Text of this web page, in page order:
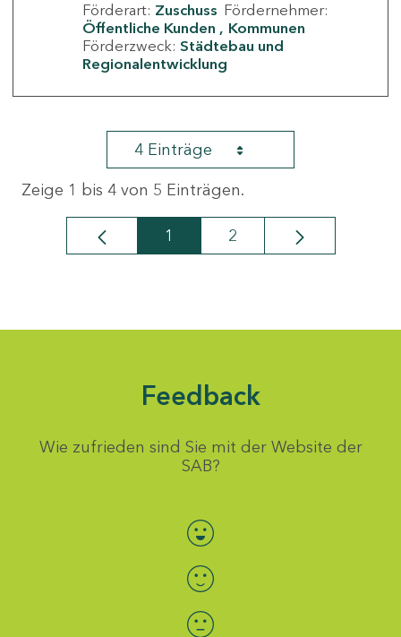
Förderart: Zuschuss Fördernehmer:
Öffentliche Kunden
Kommunen
Förderzweck: Städtebau und
Regionalentwicklung
4 Einträge
Zeige 1 bis 4 von 5 Einträgen.
Seite
1 Seite
2
Feedback
Wie zufrieden sind Sie mit der Website der
SAB?
Bewertung auswählen